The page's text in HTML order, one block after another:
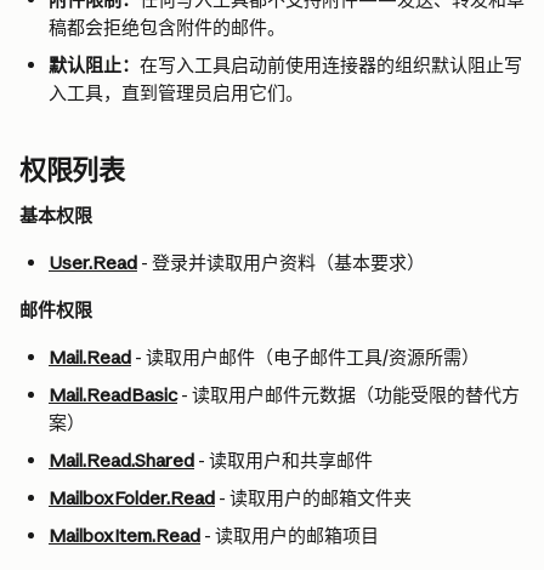
稿都会拒绝包含附件的邮件。
默认阻止： 在写入工具启动前使用连接器的组织默认阻止写
入工具，直到管理员启用它们。
权限列表
基本权限
User.Read - 登录并读取用户资料（基本要求）
邮件权限
Mail.Read - 读取用户邮件（电子邮件工具/资源所需）
Mail.ReadBasic - 读取用户邮件元数据（功能受限的替代方
案）
Mail.Read.Shared - 读取用户和共享邮件
MailboxFolder.Read - 读取用户的邮箱文件夹
MailboxItem.Read - 读取用户的邮箱项目